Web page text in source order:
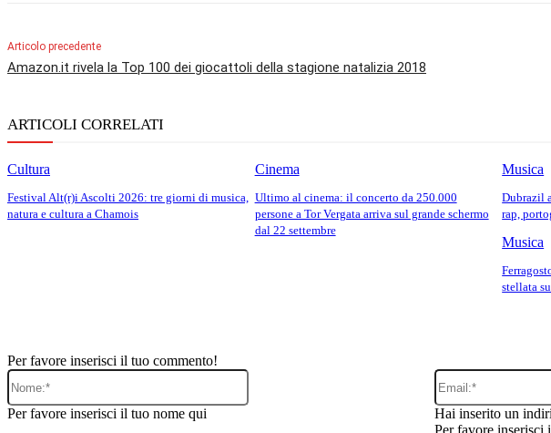
Articolo precedente
Amazon.it rivela la Top 100 dei giocattoli della stagione natalizia 2018
ARTICOLI CORRELATI
Cultura
Festival Alt(r)i Ascolti 2026: tre giorni di musica,
natura e cultura a Chamois
Cinema
Ultimo al cinema: il concerto da 250.000
persone a Tor Vergata arriva sul grande schermo
dal 22 settembre
Musica
Dubrazil
rap,
Musica
stellata
Per favore inserisci il tuo commento!
Nome:*
Per favore inserisci il tuo nome qui
Hai inserito un
Per favore